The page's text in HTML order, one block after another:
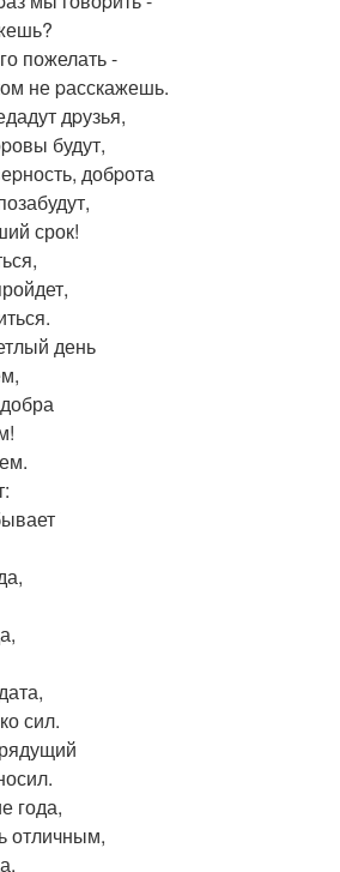
пожелать -
не pасскажешь.
дpузья,
будут,
добpота
срок!
день
сил.
года,
отличным,